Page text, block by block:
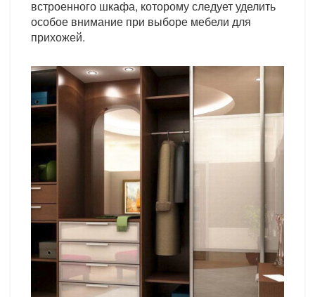
встроенного шкафа, которому следует уделить
особое внимание при выборе мебели для
прихожей.